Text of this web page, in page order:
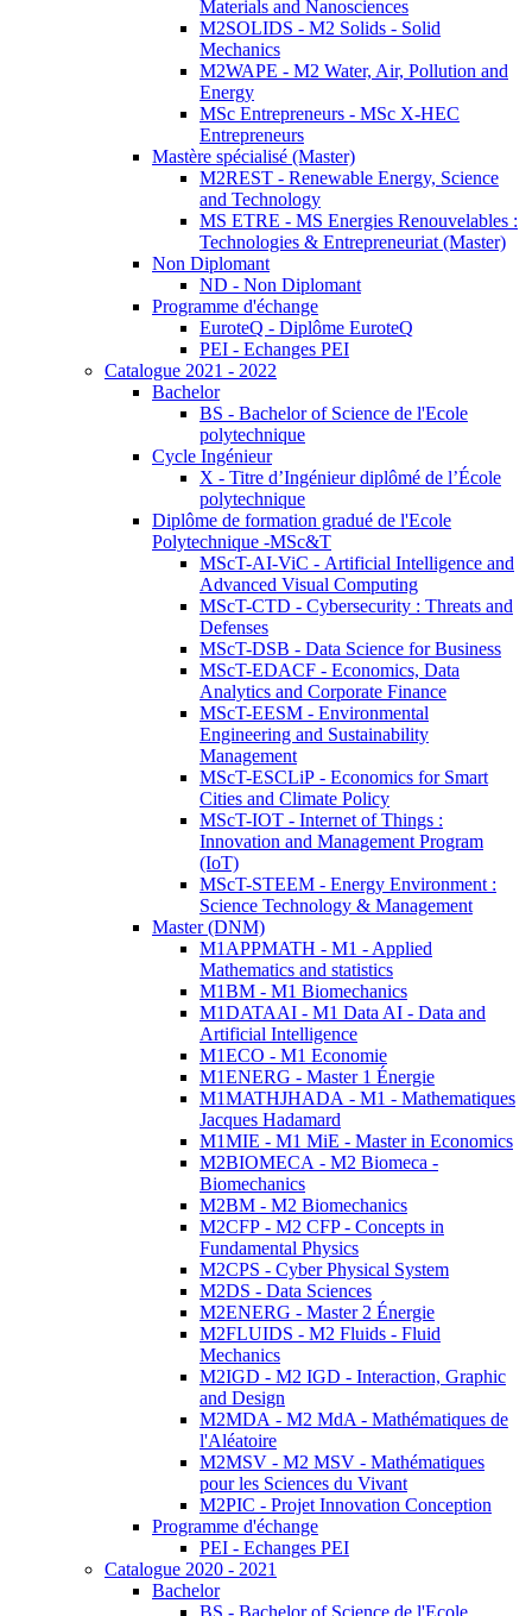
Materials and Nanosciences
M2SOLIDS - M2 Solids - Solid
Mechanics
M2WAPE - M2 Water, Air, Pollution and
Energy
MSc Entrepreneurs - MSc X-HEC
Entrepreneurs
Mastère spécialisé (Master)
M2REST - Renewable Energy, Science
and Technology
MS ETRE - MS Energies Renouvelables :
Technologies & Entrepreneuriat (Master)
Non Diplomant
ND - Non Diplomant
Programme d'échange
EuroteQ - Diplôme EuroteQ
PEI - Echanges PEI
Catalogue 2021 - 2022
Bachelor
BS - Bachelor of Science de l'Ecole
polytechnique
Cycle Ingénieur
X - Titre d’Ingénieur diplômé de l’École
polytechnique
Diplôme de formation gradué de l'Ecole
Polytechnique -MSc&T
MScT-AI-ViC - Artificial Intelligence and
Advanced Visual Computing
MScT-CTD - Cybersecurity : Threats and
Defenses
MScT-DSB - Data Science for Business
MScT-EDACF - Economics, Data
Analytics and Corporate Finance
MScT-EESM - Environmental
Engineering and Sustainability
Management
MScT-ESCLiP - Economics for Smart
Cities and Climate Policy
MScT-IOT - Internet of Things :
Innovation and Management Program
(IoT)
MScT-STEEM - Energy Environment :
Science Technology & Management
Master (DNM)
M1APPMATH - M1 - Applied
Mathematics and statistics
M1BM - M1 Biomechanics
M1DATAAI - M1 Data AI - Data and
Artificial Intelligence
M1ECO - M1 Economie
M1ENERG - Master 1 Énergie
M1MATHJHADA - M1 - Mathematiques
Jacques Hadamard
M1MIE - M1 MiE - Master in Economics
M2BIOMECA - M2 Biomeca -
Biomechanics
M2BM - M2 Biomechanics
M2CFP - M2 CFP - Concepts in
Fundamental Physics
M2CPS - Cyber Physical System
M2DS - Data Sciences
M2ENERG - Master 2 Énergie
M2FLUIDS - M2 Fluids - Fluid
Mechanics
M2IGD - M2 IGD - Interaction, Graphic
and Design
M2MDA - M2 MdA - Mathématiques de
l'Aléatoire
M2MSV - M2 MSV - Mathématiques
pour les Sciences du Vivant
M2PIC - Projet Innovation Conception
Programme d'échange
PEI - Echanges PEI
Catalogue 2020 - 2021
Bachelor
BS - Bachelor of Science de l'Ecole